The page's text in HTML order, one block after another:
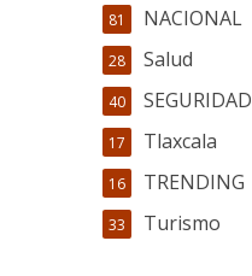
NACIONAL
81
Salud
28
SEGURIDAD
40
Tlaxcala
17
TRENDING
16
Turismo
33